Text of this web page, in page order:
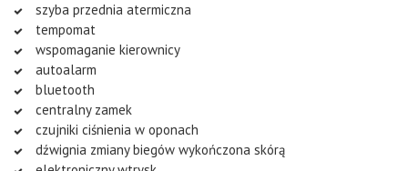
szyba przednia atermiczna
tempomat
wspomaganie kierownicy
autoalarm
bluetooth
centralny zamek
czujniki ciśnienia w oponach
dźwignia zmiany biegów wykończona skórą